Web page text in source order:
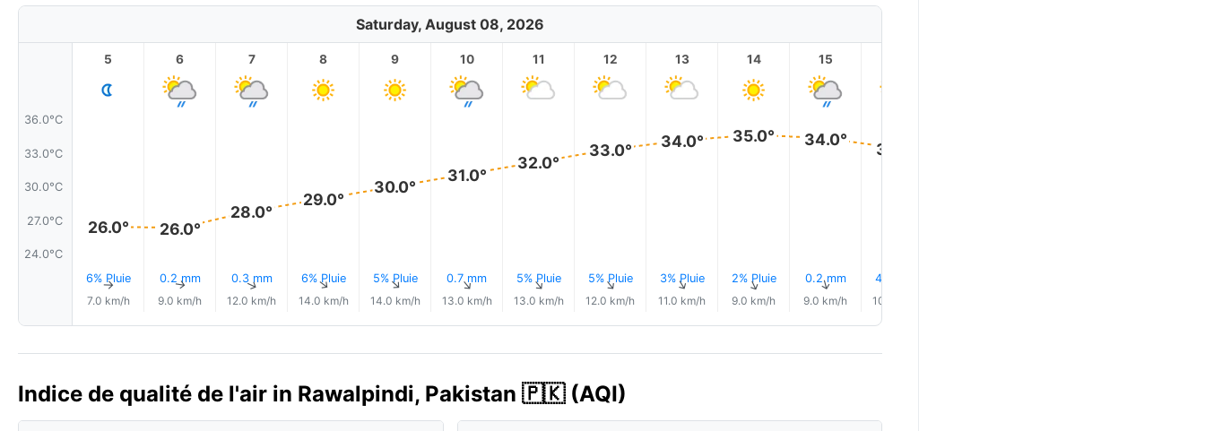
Saturday, August 08, 2026
36.0°C
33.0°C
30.0°C
27.0°C
24.0°C
5
26.0°
6% Pluie
↑
7.0 km/h
6
26.0°
0.2 mm
↑
9.0 km/h
7
28.0°
0.3 mm
↑
12.0 km/h
8
29.0°
6% Pluie
↑
14.0 km/h
9
30.0°
5% Pluie
↑
14.0 km/h
10
31.0°
0.7 mm
↑
13.0 km/h
11
32.0°
5% Pluie
↑
13.0 km/h
12
33.0°
5% Pluie
↑
12.0 km/h
13
34.0°
3% Pluie
↑
11.0 km/h
14
35.0°
2% Pluie
↑
9.0 km/h
15
34.0°
0.2 mm
↑
9.0 km/h
33.0°
4% Pluie
10.0 km/h
Indice de qualité de l'air in Rawalpindi, Pakistan 🇵🇰 (AQI)